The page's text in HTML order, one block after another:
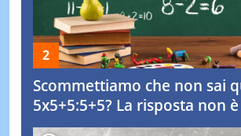
Scommettiamo che non sai
5x5+5:5+5? La risposta non è